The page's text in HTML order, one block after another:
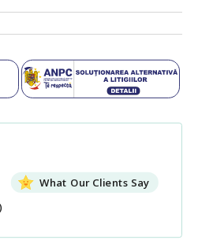
What Our Clients Say